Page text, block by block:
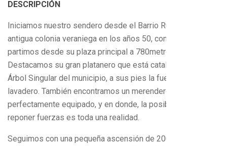
DESCRIPCIÓN
Iniciamos nuestro sendero desde el Barrio Rural de Pietas,
antigua colonia veraniega en los años 50, concretamente
partimos desde su plaza principal a 780metros de altitud.
Destacamos su gran platanero que está catalogado como
Árbol Singular del municipio, a sus pies la fuente y el
lavadero. También encontramos un merendero
perfectamente equipado, y en donde, la posibilidad de
reponer fuerzas es toda una realidad.
Seguimos con una pequeña ascensión de 200metros hasta